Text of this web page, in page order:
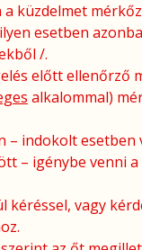
küzdelmet
esetben
/.
előtt ellenőrző
alkalommal)
– indokolt esetben
– igénybe venni
kéréssel, vagy